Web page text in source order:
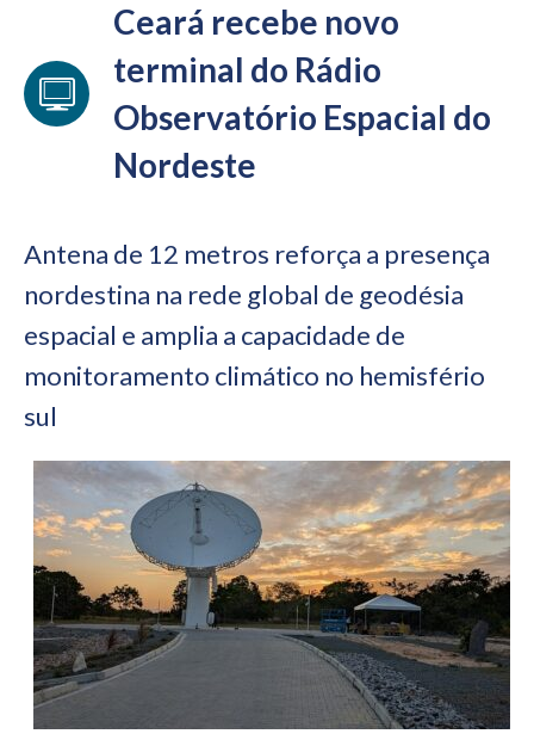
Ceará recebe novo
terminal do Rádio
Observatório Espacial do
Nordeste
Antena de 12 metros reforça a presença
nordestina na rede global de geodésia
espacial e amplia a capacidade de
monitoramento climático no hemisfério
sul